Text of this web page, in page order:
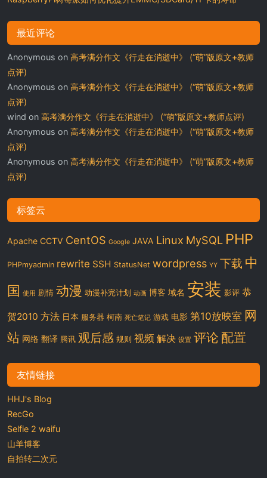
最近评论
Anonymous on 高考满分作文《行走在消逝中》 (“萌”版原文+教师
点评)
Anonymous on 高考满分作文《行走在消逝中》 (“萌”版原文+教师
点评)
wind on 高考满分作文《行走在消逝中》 (“萌”版原文+教师点评)
Anonymous on 高考满分作文《行走在消逝中》 (“萌”版原文+教师
点评)
Anonymous on 高考满分作文《行走在消逝中》 (“萌”版原文+教师
点评)
标签云
Apache CCTV CentOS Google JAVA Linux MySQL PHP
PHPmyadmin rewrite SSH StatusNet wordpress YY 下载 中
国 使用 剧情 动漫 动漫补完计划 动画 博客 域名 安装 影评 恭
贺2010 方法 日本 服务器 柯南 死亡笔记 游戏 电影 第10放映室 网
站 网络 翻译 腾讯 观后感 规则 视频 解决 设置 评论 配置
友情链接
HHJ's Blog
RecGo
Selfie 2 waifu
山羊博客
自拍转二次元